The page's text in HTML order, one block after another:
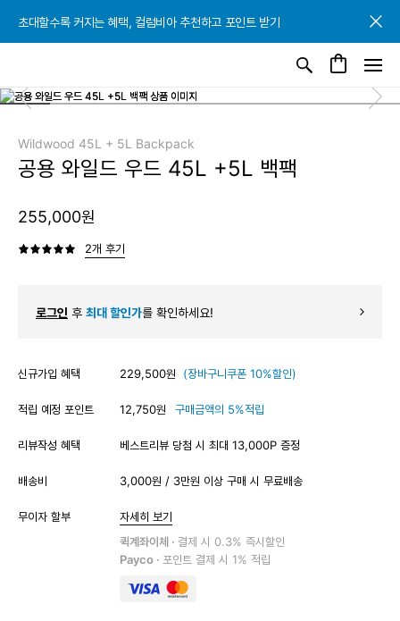
초대할수록 커지는 혜택, 컬럼비아 추천하고 포인트 받기
초대할수록 커지는 혜택, 컬럼비아 추천하고 포인트 받기
초대할수록 커지는 혜택, 컬럼비아 추천하고 포인트 받기
Wildwood 45L + 5L Backpack
공용 와일드 우드 45L +5L 백팩
255,000원
2개 후기
로그인 후 최대 할인가를 확인하세요!
신규가입 혜택 229,500원 (장바구니쿠폰 10%할인)
적립 예정 포인트 12,750원 구매금액의 5%적립
리뷰작성 혜택 베스트리뷰 당첨 시 최대 13,000P 증정
배송비 3,000원 / 3만원 이상 구매 시 무료배송
무이자 할부
자세히 보기
퀵계좌이체 · 결제 시 0.3% 즉시할인
Payco · 포인트 결제 시 1% 적립